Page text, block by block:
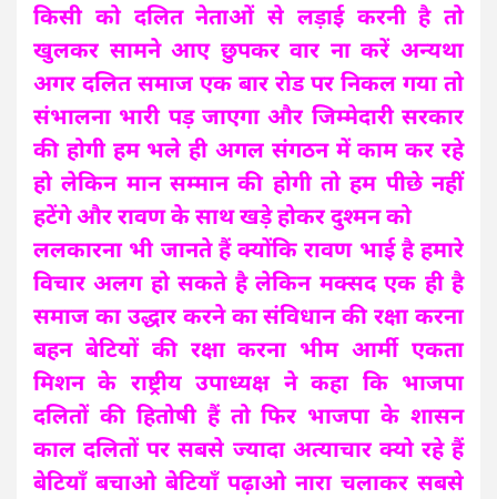
किसी को दलित नेताओं से लड़ाई करनी है तो
खुलकर सामने आए छुपकर वार ना करें अन्यथा
अगर दलित समाज एक बार रोड पर निकल गया तो
संभालना भारी पड़ जाएगा और जिम्मेदारी सरकार
की होगी हम भले ही अगल संगठन में काम कर रहे
हो लेकिन मान सम्मान की होगी तो हम पीछे नहीं
हटेंगे और रावण के साथ खड़े होकर दुश्मन को
ललकारना भी जानते हैं क्योंकि रावण भाई है हमारे
विचार अलग हो सकते है लेकिन मक्सद एक ही है
समाज का उद्धार करने का संविधान की रक्षा करना
बहन बेटियों की रक्षा करना भीम आर्मी एकता
मिशन के राष्ट्रीय उपाध्यक्ष ने कहा कि भाजपा
दलितों की हितोषी हैं तो फिर भाजपा के शासन
काल दलितों पर सबसे ज्यादा अत्याचार क्यो रहे हैं
बेटियाँ बचाओ बेटियाँ पढ़ाओ नारा चलाकर सबसे